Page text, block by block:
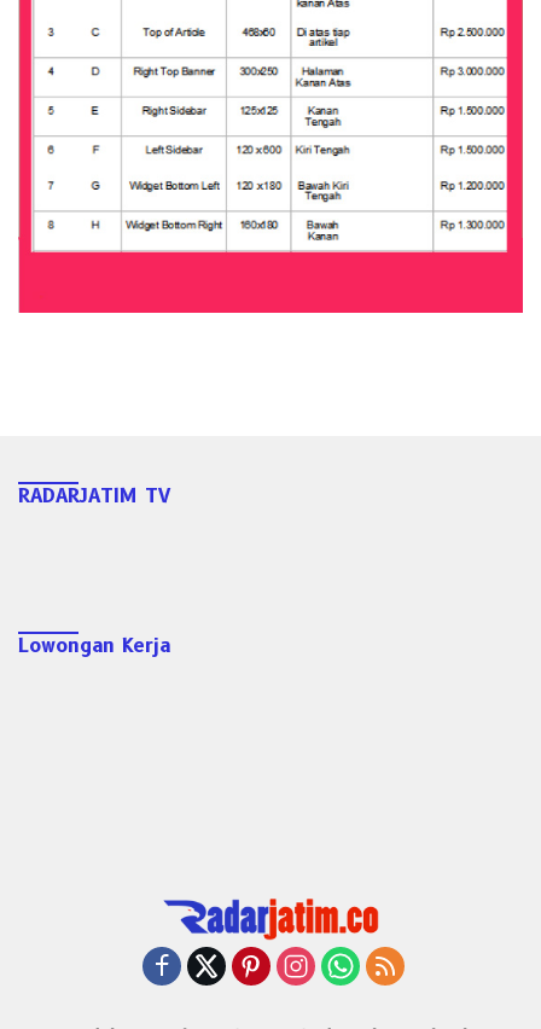
RADARJATIM TV
Lowongan Kerja